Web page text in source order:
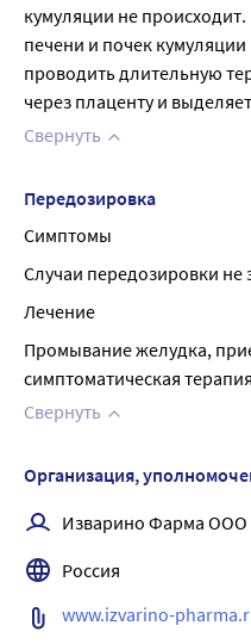
кумуляции не
печени и почек кумуляции
проводить длительную
через плаценту и
Свернуть
Передозировка
Симптомы
Случаи передозировки не
Лечение
Промывание желудка,
симптоматическая
Свернуть
Организация,
Изварино Фарма ООО
Россия
www.izvarino-